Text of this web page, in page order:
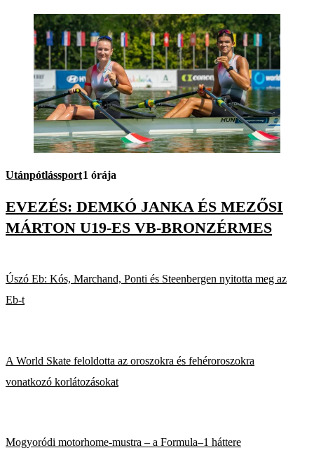
Utánpótlássport1 órája
EVEZÉS: DEMKÓ JANKA ÉS MEZŐSI
MÁRTON U19-ES VB-BRONZÉRMES
Úszó Eb: Kós, Marchand, Ponti és Steenbergen nyitotta meg az
Eb-t
A World Skate feloldotta az oroszokra és fehéroroszokra
vonatkozó korlátozásokat
Mogyoródi motorhome-mustra – a Formula–1 háttere